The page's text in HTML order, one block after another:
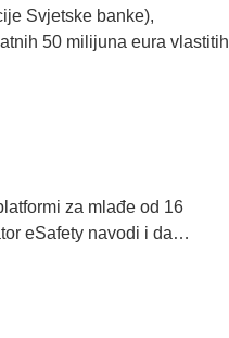
Svjetske banke),
50 milijuna eura vlastitih
za mlađe od 16
eSafety navodi i da…